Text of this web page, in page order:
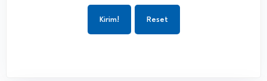
Kirim! Reset